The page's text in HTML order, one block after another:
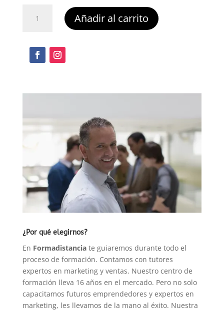
comercialización
cantidad
Añadir al carrito
¿Por qué elegirnos?
En Formadistanciate guiaremos durante todo el
proceso de formación. Contamos con tutores
expertos en marketing y ventas. Nuestro centro de
formación lleva 16 años en el mercado. Pero no solo
capacitamos futuros emprendedores y expertos en
marketing, les llevamos de la mano al éxito. Nuestra